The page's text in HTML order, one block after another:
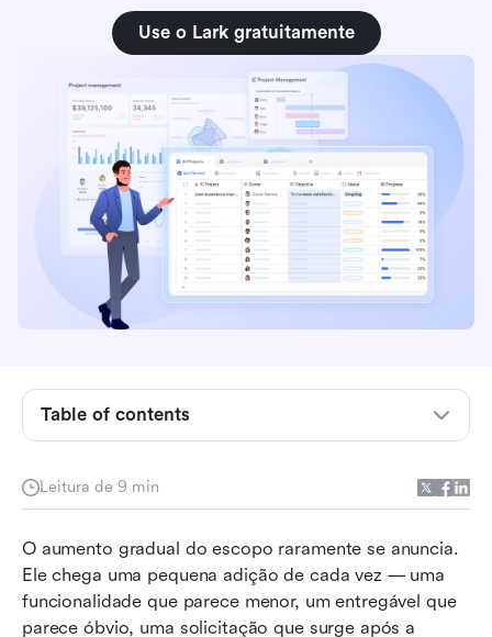
Use o Lark gratuitamente
Leitura de 9 min
O aumento gradual do escopo raramente se anuncia.
Ele chega uma pequena adição de cada vez — uma
funcionalidade que parece menor, um entregável que
parece óbvio, uma solicitação que surge após a
Table of contents
O que é um modelo de escopo de projeto?
5 tipos de modelos de escopo de projeto
uso
escopo estático em um limite de projeto
dinâmico
Conclusão